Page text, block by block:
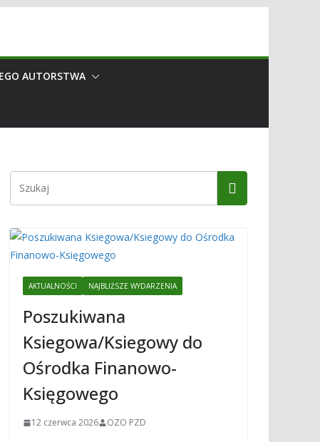
AUTORSTWA
AKTUALNOŚCI NAJBLIŻSZE WYDARZENIA
Poszukiwana
Ksiegowa/Ksiegowy do
Ośrodka Finanowo-
Księgowego
12 czerwca 2026 OZO PZD